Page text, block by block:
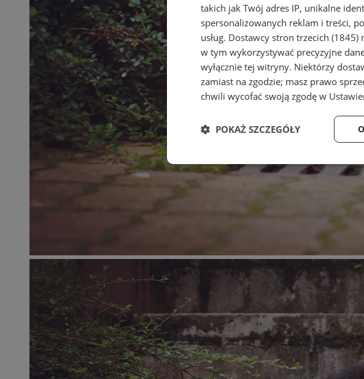
takich jak Twój adres IP, unikalne
spersonalizowanych reklam i treści,
usług. Dostawcy stron trzecich (1845)
w tym wykorzystywać precyzyjne
wyłącznie tej witryny. Niektórzy
zamiast na zgodzie; masz prawo
chwili wycofać swoją zgodę w
POKAŻ SZCZEGÓŁY
Niezbędne Wydajność
Niezbędne pliki cookie umożliwiają
zarządzanie kontem. Bez niezbędnych plików
Provider
Domena
SessID sosnowiecki.pl
QeSessID
sosnowiecki.pl
MvSessID
sosnowiecki.pl